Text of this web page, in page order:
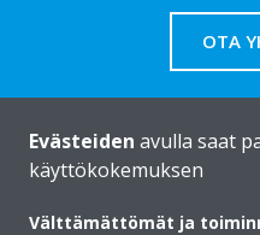
OTA
Daikinista
Evästeiden avulla saat
käyttökokemuksen
Välttämättömät ja